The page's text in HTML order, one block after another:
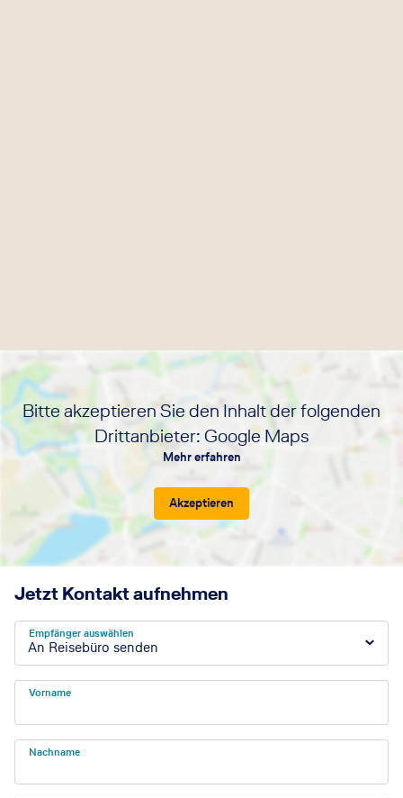
Bitte akzeptieren Sie den Inhalt der folgenden
Drittanbieter: Google Maps
Mehr erfahren
Akzeptieren
Jetzt Kontakt aufnehmen
An Reisebüro senden
Empfänger auswählen
Vorname
Nachname